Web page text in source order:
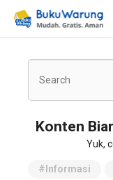
Konten
Yuk,
#Informasi